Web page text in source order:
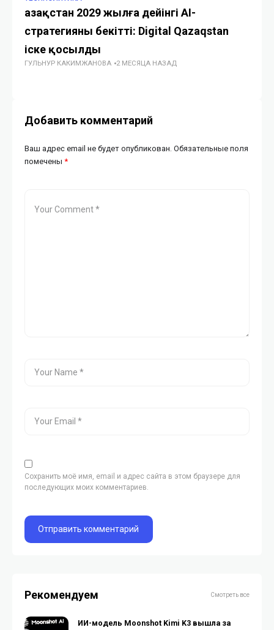
Қазақстан 2029 жылға дейінгі AI-
стратегияны бекітті: Digital Qazaqstan
іске қосылды
ГУЛЬНУР КАКИМЖАНОВА 2 МЕСЯЦА НАЗАД
Добавить комментарий
Ваш адрес email не будет опубликован. Обязательные поля
помечены *
Сохранить моё имя, email и адрес сайта в этом браузере для
последующих моих комментариев.
Рекомендуем Смотреть все
ИИ-модель Moonshot Kimi K3 вышла за